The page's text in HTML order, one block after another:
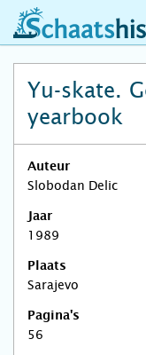
Yu-skate.
yearbook
Auteur
Slobodan Delic
Jaar
1989
Plaats
Sarajevo
Pagina's
56